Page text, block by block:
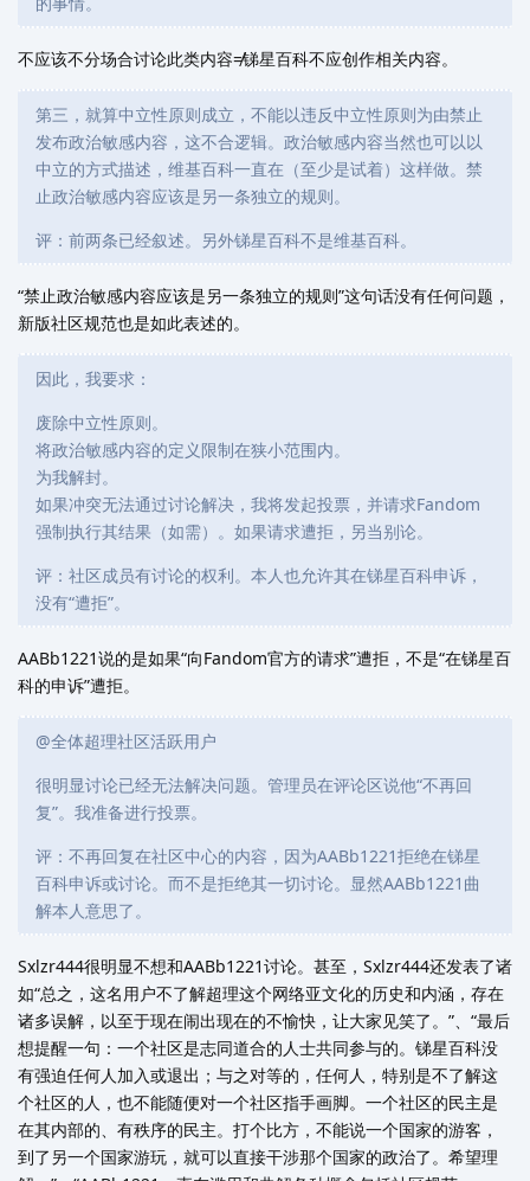
不应该不分场合讨论此类内容≠锑星百科不应创作相关内容。
第三，就算中立性原则成立，不能以违反中立性原则为由禁止
发布政治敏感内容，这不合逻辑。政治敏感内容当然也可以以
中立的方式描述，维基百科一直在（至少是试着）这样做。禁
止政治敏感内容应该是另一条独立的规则。
评：前两条已经叙述。另外锑星百科不是维基百科。
“禁止政治敏感内容应该是另一条独立的规则”这句话没有任何问题，
新版社区规范也是如此表述的。
因此，我要求：
废除中立性原则。
将政治敏感内容的定义限制在狭小范围内。
为我解封。
如果冲突无法通过讨论解决，我将发起投票，并请求Fandom
强制执行其结果（如需）。如果请求遭拒，另当别论。
评：社区成员有讨论的权利。本人也允许其在锑星百科申诉，
没有“遭拒”。
AABb1221说的是如果“向Fandom官方的请求”遭拒，不是“在锑星百
科的申诉”遭拒。
@全体超理社区活跃用户
很明显讨论已经无法解决问题。管理员在评论区说他“不再回
复”。我准备进行投票。
评：不再回复在社区中心的内容，因为AABb1221拒绝在锑星
百科申诉或讨论。而不是拒绝其一切讨论。显然AABb1221曲
解本人意思了。
Sxlzr444很明显不想和AABb1221讨论。甚至，Sxlzr444还发表了诸
如“总之，这名用户不了解超理这个网络亚文化的历史和内涵，存在
诸多误解，以至于现在闹出现在的不愉快，让大家见笑了。”、“最后
想提醒一句：一个社区是志同道合的人士共同参与的。锑星百科没
有强迫任何人加入或退出；与之对等的，任何人，特别是不了解这
个社区的人，也不能随便对一个社区指手画脚。一个社区的民主是
在其内部的、有秩序的民主。打个比方，不能说一个国家的游客，
到了另一个国家游玩，就可以直接干涉那个国家的政治了。希望理